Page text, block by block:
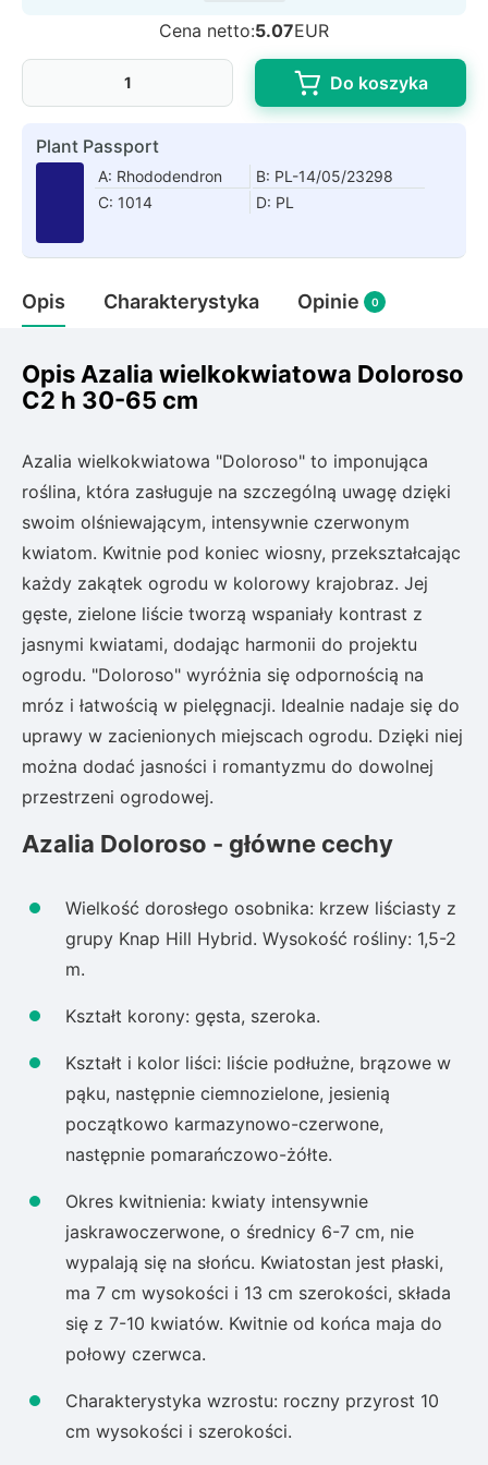
Rudbeckia
Liliowiec
Hakonechoa (trawa bambusowa)
Turzyca (carex)
Różanecznik
Bluszcz
Cena netto:5.07EUR
Do koszyka
Plant Passport
A: Rhododendron
B: PL-14/05/23298
C: 1014
D: PL
Opis Charakterystyka Opinie 0
Opis Azalia wielkokwiatowa Doloroso
C2 h 30-65 cm
Azalia wielkokwiatowa "Doloroso" to imponująca
roślina, która zasługuje na szczególną uwagę dzięki
swoim olśniewającym, intensywnie czerwonym
kwiatom. Kwitnie pod koniec wiosny, przekształcając
każdy zakątek ogrodu w kolorowy krajobraz. Jej
gęste, zielone liście tworzą wspaniały kontrast z
jasnymi kwiatami, dodając harmonii do projektu
ogrodu. "Doloroso" wyróżnia się odpornością na
mróz i łatwością w pielęgnacji. Idealnie nadaje się do
uprawy w zacienionych miejscach ogrodu. Dzięki niej
można dodać jasności i romantyzmu do dowolnej
przestrzeni ogrodowej.
Azalia Doloroso - główne cechy
Wielkość dorosłego osobnika: krzew liściasty z
grupy Knap Hill Hybrid. Wysokość rośliny: 1,5-2
m.
Kształt korony: gęsta, szeroka.
Kształt i kolor liści: liście podłużne, brązowe w
pąku, następnie ciemnozielone, jesienią
początkowo karmazynowo-czerwone,
następnie pomarańczowo-żółte.
Okres kwitnienia: kwiaty intensywnie
jaskrawoczerwone, o średnicy 6-7 cm, nie
wypalają się na słońcu. Kwiatostan jest płaski,
ma 7 cm wysokości i 13 cm szerokości, składa
się z 7-10 kwiatów. Kwitnie od końca maja do
połowy czerwca.
Charakterystyka wzrostu: roczny przyrost 10
cm wysokości i szerokości.